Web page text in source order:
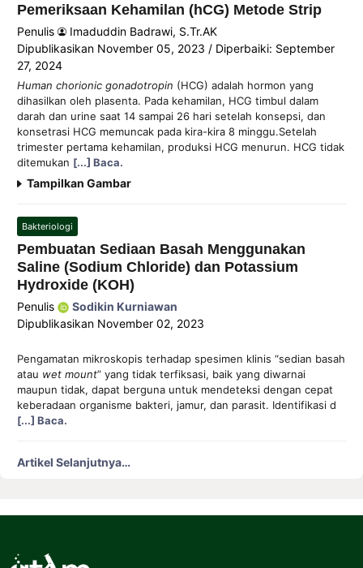
Pemeriksaan Kehamilan (hCG) Metode Strip
Penulis
Imaduddin Badrawi, S.Tr.AK
Dipublikasikan November 05, 2023 / Diperbaiki: September
27, 2024
Human chorionic gonadotropin (HCG) adalah hormon yang
dihasilkan oleh plasenta. Pada kehamilan, HCG timbul dalam
darah dan urine saat 14 sampai 26 hari setelah konsepsi, dan
konsetrasi HCG memuncak pada kira-kira 8 minggu.Setelah
trimester pertama kehamilan, produksi HCG menurun. HCG tidak
ditemukan [...] Baca.
Tampilkan Gambar
Bakteriologi
Pembuatan Sediaan Basah Menggunakan
Saline (Sodium Chloride) dan Potassium
Hydroxide (KOH)
Penulis
Sodikin Kurniawan
Dipublikasikan November 02, 2023
Pengamatan mikroskopis terhadap spesimen klinis “sedian basah
atau wet mount” yang tidak terfiksasi, baik yang diwarnai
maupun tidak, dapat berguna untuk mendeteksi dengan cepat
keberadaan organisme bakteri, jamur, dan parasit. Identifikasi d
[...] Baca.
Artikel Selanjutnya…